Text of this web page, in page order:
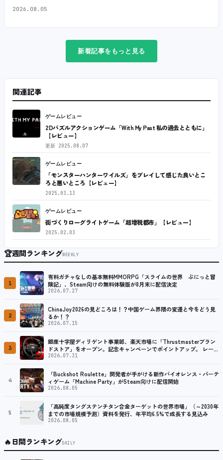
2026.08.05
新着記事をもっと見る
関連記事
ゲームレビュー
2Dパズルアクションゲーム「With My Past 私の過去とともに」
【レビュー】
更新 2025.08.07
ゲームレビュー
「モンスターハンターワイルズ」をプレイして感じた良いとこ
ろと悪いところ【レビュー】
2025.03.13
ゲームレビュー
街づくりローグライトゲーム「超増税都市」【レビュー】
2025.02.03
🏆週間ランキングWEEKLY
1
有料ガチャなしの基本無料MMORPG「スライムの世界 ぷにっと冒
険記」、Steam向けの無料体験版が8月末に配信決定
2026.07.27
2
ChinaJoy2026の見どころは！？中国ゲーム界隈の変遷と今をどう見
るか！？
2026.07.15
3
銀座十字屋ディリゲント事業部、楽天市場に「Thrustmasterブラン
ドストア」をオープン。記念キャンペーンでポイントアップ。 レーシ
ング／フライトシム向けコントローラーを中心に、幅広くラインナッ
2026.07.31
4
「Buckshot Roulette」開発者が手がける新作バイオレンス・パーテ
ィゲーム「Machine Party」がSteam向けに配信開始
2026.08.05
5
「高純度タングステンチタン合金ターゲットの世界市場」（～2030年
までの市場規模予測）資料を発行、年平均6.5%で成長する見込み
2026.08.05
🔥日間ランキングDAILY